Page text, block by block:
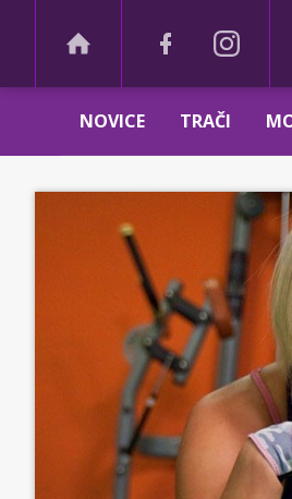
NOVICE TRAČI